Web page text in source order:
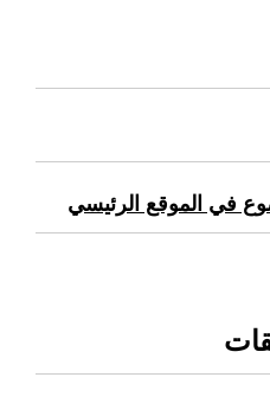
في الموقع الرئيسي